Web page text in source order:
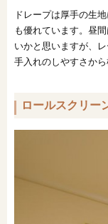
ドレープは厚手の生
も優れています。昼
いかと思いますが、
手入れのしやすさから
ロールスクリー